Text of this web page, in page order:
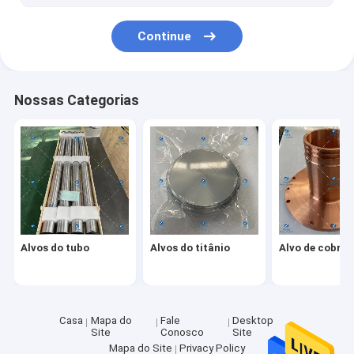
Continue
Nossas Categorias
Alvos do tubo Alvos do titânio Alvo de cobre
Casa
Mapa do
Site
Fale
Conosco
Desktop
Site
Mapa do Site
Privacy Policy